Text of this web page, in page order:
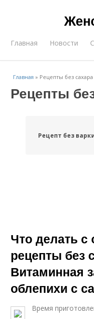
Главная Новости
Главная » Рецепты без сахара
Рецепты
Рецепт без
Что делать с
рецепты без
Витаминная
облепихи с
Время